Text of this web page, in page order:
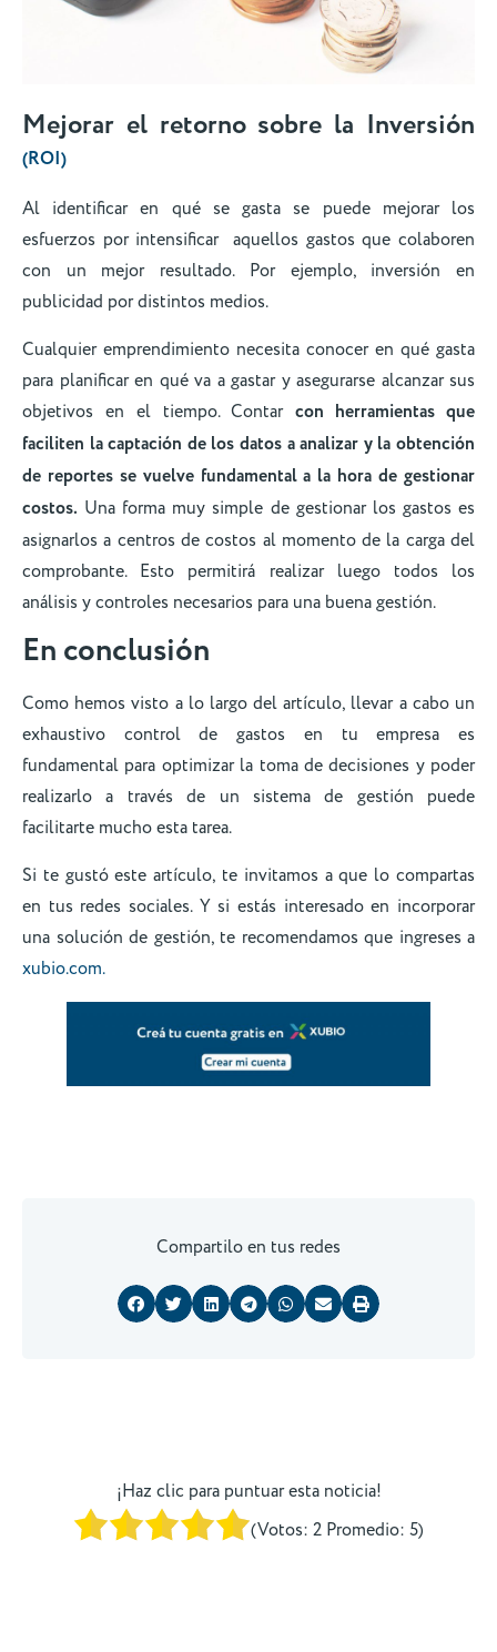
Mejorar el retorno sobre la Inversión
(ROI)
Al identificar en qué se gasta se puede mejorar los
esfuerzos por intensificar aquellos gastos que colaboren
con un mejor resultado. Por ejemplo, inversión en
publicidad por distintos medios.
Cualquier emprendimiento necesita conocer en qué gasta
para planificar en qué va a gastar y asegurarse alcanzar sus
objetivos en el tiempo. Contarcon herramientas que
faciliten la captación de los datos a analizar y la obtención
de reportes se vuelve fundamental a la hora de gestionar
costos. Una forma muy simple de gestionar los gastos es
asignarlos a centros de costos al momento de la carga del
comprobante. Esto permitirá realizar luego todos los
análisis y controles necesarios para una buena gestión.
En conclusión
Como hemos visto a lo largo del artículo, llevar a cabo un
exhaustivo control de gastos en tu empresa es
fundamental para optimizar la toma de decisiones y poder
realizarlo a través de un sistema de gestión puede
facilitarte mucho esta tarea.
Si te gustó este artículo, te invitamos a que lo compartas
en tus redes sociales. Y si estás interesado en incorporar
una solución de gestión, te recomendamos que ingreses a
xubio.com.
Compartilo en tus redes
¡Haz clic para puntuar esta noticia!
(Votos: 2 Promedio: 5)